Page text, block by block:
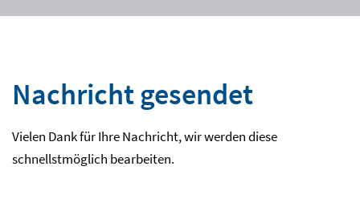
Nachricht gesendet
Vielen Dank für Ihre Nachricht, wir werden diese
schnellstmöglich bearbeiten.